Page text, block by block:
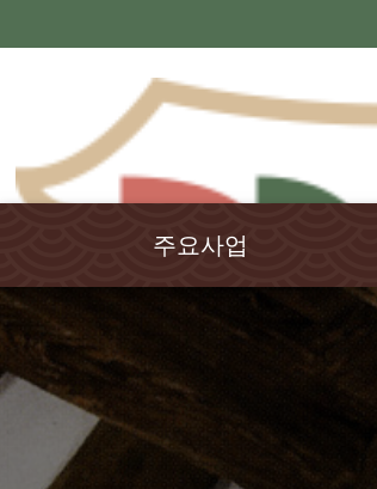
주요사업
율곡학
전통문화